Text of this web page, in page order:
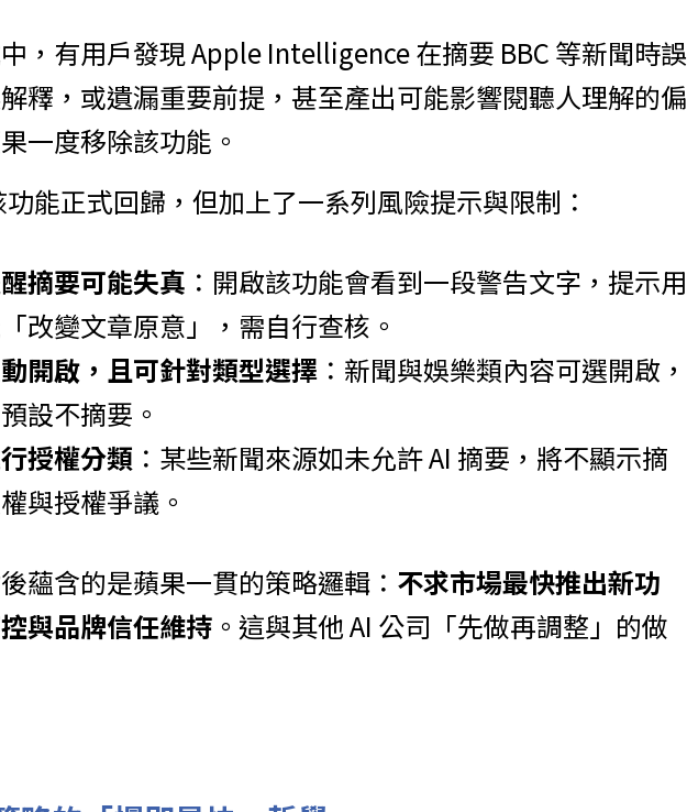
，有用戶發現 Apple Intelligence 在摘要 BBC 等新聞時誤
釋，或遺漏重要前提，甚至產出可能影響閱聽人理解的偏
一度移除該功能。
能正式回歸，但加上了一系列風險提示與限制：
摘要可能失真 ：開啟該功能會看到一段警告文字，提示用
改變文章原意」，需自行查核。
開啟，且可針對類型選擇 ：新聞與娛樂類內容可選開啟，
設不摘要。
授權分類 ：某些新聞來源如未允許 AI 摘要，將不顯示摘
與授權爭議。
蘊含的是蘋果一貫的策略邏輯： 不求市場最快推出新功
與品牌信任維持 。這與其他 AI 公司「先做再調整」的做